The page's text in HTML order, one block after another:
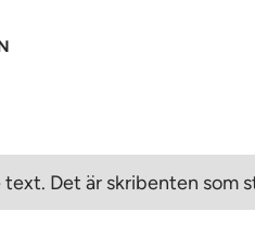
Det är skribenten som